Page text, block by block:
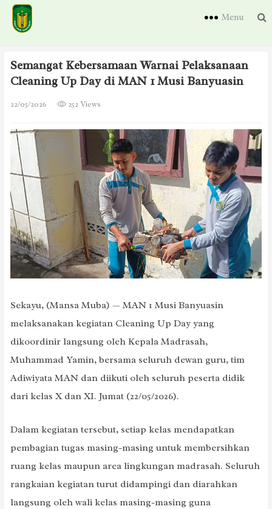
Menu
Semangat Kebersamaan Warnai Pelaksanaan
Cleaning Up Day di MAN 1 Musi Banyuasin
22/05/2026 252 Views
Sekayu, (Mansa Muba) — MAN 1 Musi Banyuasin
melaksanakan kegiatan Cleaning Up Day yang
dikoordinir langsung oleh Kepala Madrasah,
Muhammad Yamin, bersama seluruh dewan guru, tim
Adiwiyata MAN dan diikuti oleh seluruh peserta didik
dari kelas X dan XI. Jumat (22/05/2026).
Dalam kegiatan tersebut, setiap kelas mendapatkan
pembagian tugas masing-masing untuk membersihkan
ruang kelas maupun area lingkungan madrasah. Seluruh
rangkaian kegiatan turut didampingi dan diarahkan
langsung oleh wali kelas masing-masing guna